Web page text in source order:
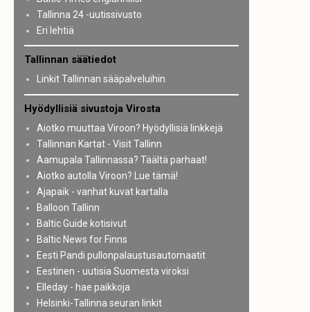
Tallinna 24 -uutissivusto
Eri lehtiä
Tallinnan säätiedot
Linkit Tallinnan sääpalveluihin
Hyödyllisiä sivustoja Virosta
Aiotko muuttaa Viroon? Hyödyllisiä linkkejä
Tallinnan Kartat - Visit Tallinn
Aamupala Tallinnassa? Täältä parhaat!
Aiotko autolla Viroon? Lue tämä!
Ajapaik - vanhat kuvat kartalla
Balloon Tallinn
Baltic Guide kotisivut
Baltic News for Finns
Eesti Pandi pullonpalaustusautomaatit
Eestinen - uutisia Suomesta viroksi
Elleday - hae paikkoja
Helsinki-Tallinna seuran linkit